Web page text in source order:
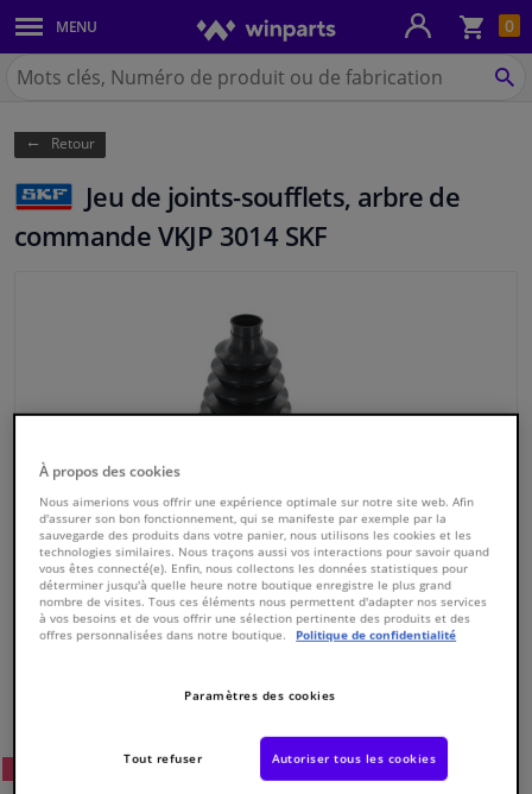
0
MENU
Carrosserie & tôles
Feux & ampoules
Freinage
Système d'échappement
Refroidissement & chauffage
Pièces moteur & accessoires
Filtres & liquides
Bagages & transport
Fenêtres & accessoires
Intérieur & ameublement
Chercher
Winparts.be
Retour
Jeu de joints-soufflets, arbre de
commande VKJP 3014 SKF
Numéro de produit d'origine:0486560
Prix conseillé: € 27,
À propos des cookies
Nous aimerions vous offrir une expérience optimale sur notre site web. Afin
d'assurer son bon fonctionnement, qui se manifeste par exemple par la
sauvegarde des produits dans votre panier, nous utilisons les cookies et les
technologies similaires. Nous traçons aussi vos interactions pour savoir quand
vous êtes connecté(e). Enfin, nous collectons les données statistiques pour
déterminer jusqu'à quelle heure notre boutique enregistre le plus grand
nombre de visites. Tous ces éléments nous permettent d'adapter nos services
à vos besoins et de vous offrir une sélection pertinente des produits et des
offres personnalisées dans notre boutique.
Politique de confidentialité
Paramètres des cookies
Tout refuser Autoriser tous les cookies